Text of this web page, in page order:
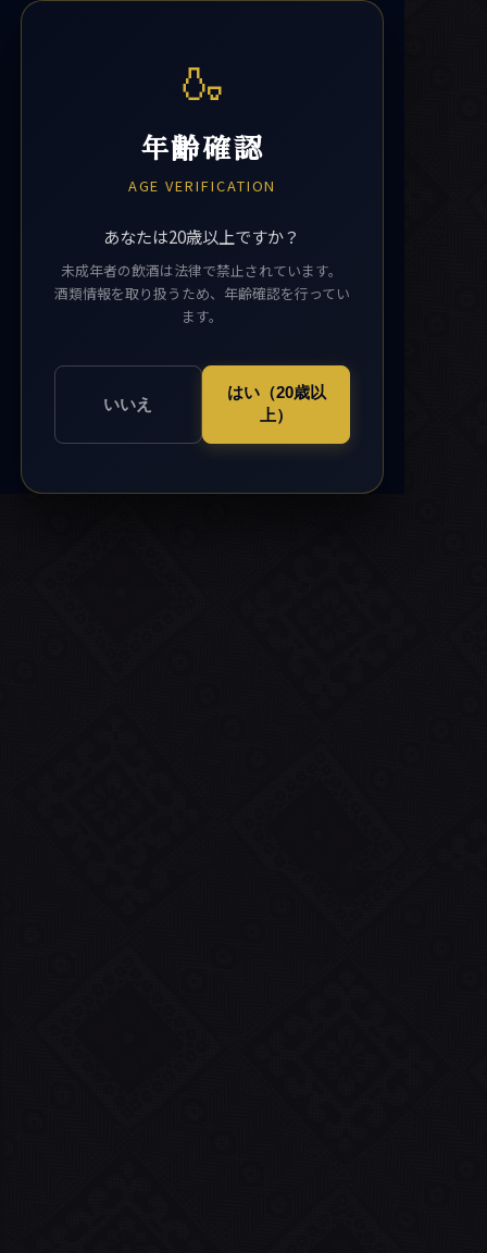
🍶
年齢確認
AGE VERIFICATION
あなたは20歳以上ですか？
未成年者の飲酒は法律で禁止されています。
酒類情報を取り扱うため、年齢確認を行ってい
ます。
いいえ
はい（20歳以
上）